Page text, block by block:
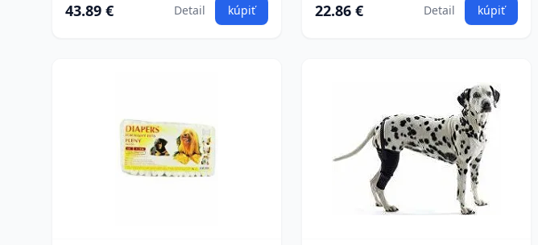
43.89 € Detail kúpiť 22.86 € Detail kúpiť